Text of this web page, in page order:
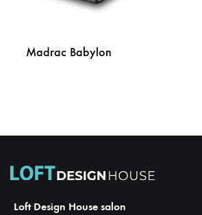
Madrac Babylon
LISTU
Loft Design House salon